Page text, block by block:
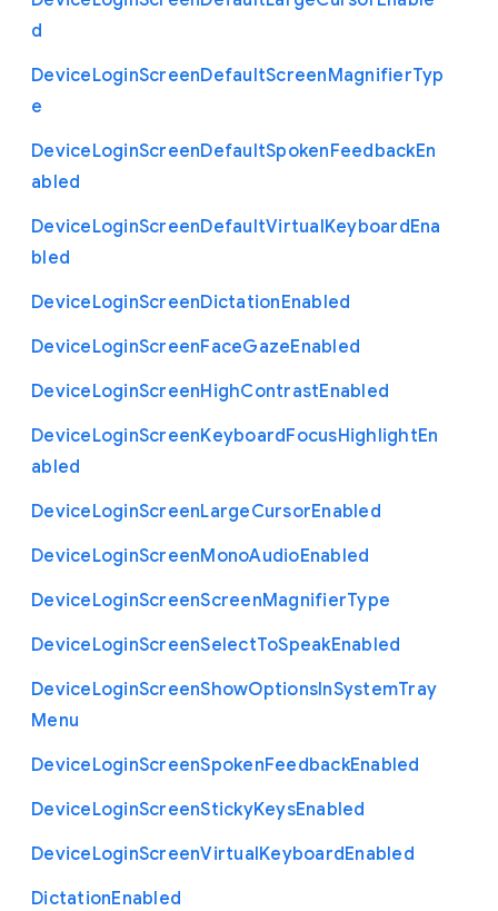
d
DeviceLoginScreenDefaultScreenMagnifierTyp
e
DeviceLoginScreenDefaultSpokenFeedbackEn
abled
DeviceLoginScreenDefaultVirtualKeyboardEna
bled
DeviceLoginScreenDictationEnabled
DeviceLoginScreenFaceGazeEnabled
DeviceLoginScreenHighContrastEnabled
DeviceLoginScreenKeyboardFocusHighlightEn
abled
DeviceLoginScreenLargeCursorEnabled
DeviceLoginScreenMonoAudioEnabled
DeviceLoginScreenScreenMagnifierType
DeviceLoginScreenSelectToSpeakEnabled
DeviceLoginScreenShowOptionsInSystemTray
Menu
DeviceLoginScreenSpokenFeedbackEnabled
DeviceLoginScreenStickyKeysEnabled
DeviceLoginScreenVirtualKeyboardEnabled
DictationEnabled